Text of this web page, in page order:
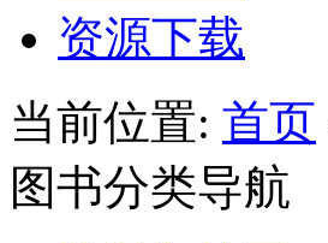
资源下载
当前位置: 首页
图书分类导航